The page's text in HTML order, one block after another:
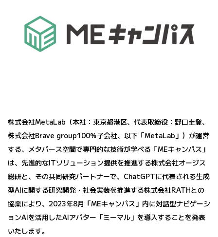
株式会社MetaLab（本社：東京都港区、代表取締役：野口圭登、
株式会社Brave group100％子会社、以下「MetaLab」）が運営
する、メタバース空間で専門的な技術が学べる「MEキャンパス」
は、先進的なITソリューション提供を推進する株式会社オージス
総研と、その共同研究パートナーで、ChatGPTに代表される生成
型AIに関する研究開発・社会実装を推進する株式会社RATHとの
協業により、2023年8月「MEキャンパス」内に対話型ナビゲーシ
ョンAIを活用したAIアバター「ミーマル」を導入することを発表
いたします。